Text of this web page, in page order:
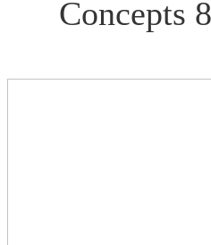
Concepts